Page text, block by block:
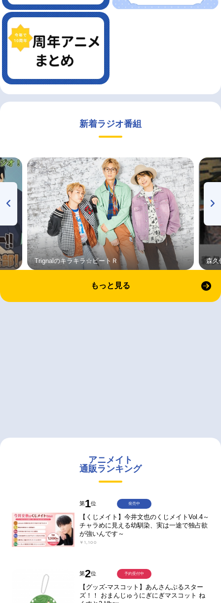
新着ラジオ番組
Trignalのキラキラ☆ビートＲ 森久
もっと見る
アニメイト
通販ランキング
第1位
【くじメイト】今井文也のくじメイトVol.4～
チャラめに見える幼馴染、実は一途で独占欲
が強いんです～
￥1,100
発売中
第2位
【グッズ-マスコット】あんさんぶるスター
ズ！！ おまんじゅうにぎにぎマスコット ね
予約受付中